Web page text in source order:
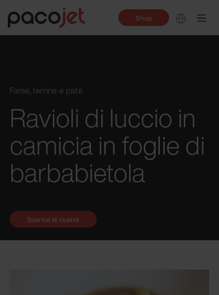
Shop
Farse, terrine e patè
Ravioli di luccio in
camicia in foglie di
barbabietola
Scarica la ricetta